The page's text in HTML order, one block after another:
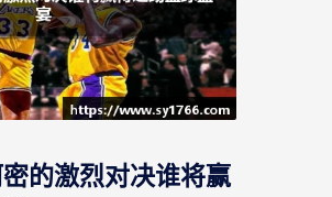
的激烈对决谁将赢